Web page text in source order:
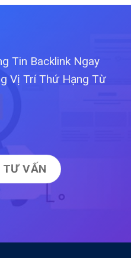
Tin Backlink Ngay
Vị Trí Thứ Hạng Từ
VẤN